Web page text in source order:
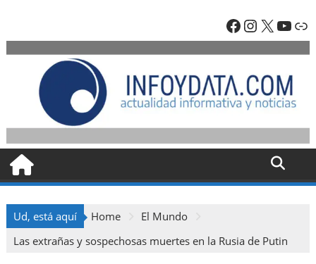
content
Facebook
X
Ud, está aquí Home
El Mundo
Las extrañas y sospechosas muertes en la Rusia de Putin